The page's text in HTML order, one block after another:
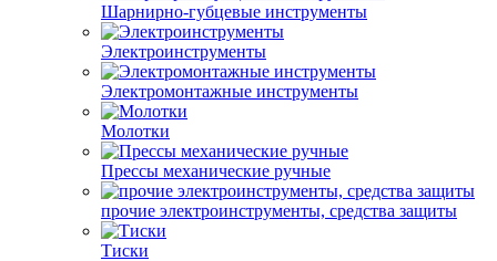
Шарнирно-губцевые инструменты
Электроинструменты
Электромонтажные инструменты
Молотки
Прессы механические ручные
прочие электроинструменты, средства защиты
Тиски